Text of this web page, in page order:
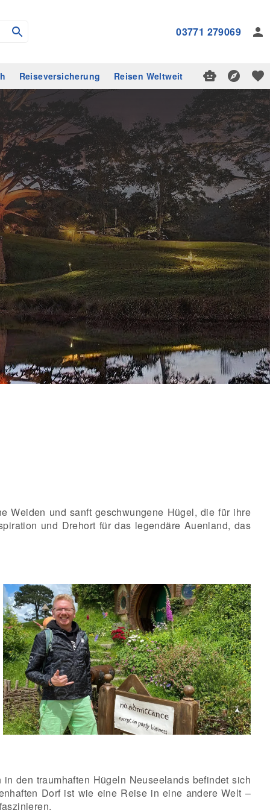
03771 279069
Reiseversicherung Reisen Weltweit
Weiden und sanft geschwungene Hügel, die für ihre
und Drehort für das legendäre Auenland, das
den traumhaften Hügeln Neuseelands befindet sich
Dorf ist wie eine Reise in eine andere Welt –